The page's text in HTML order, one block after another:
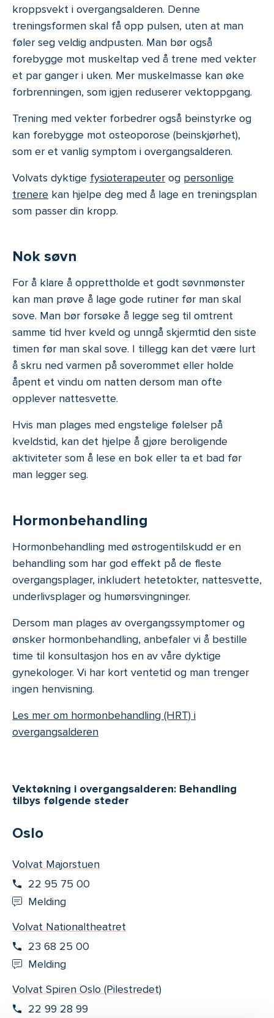
kroppsvekt i overgangsalderen. Denne
treningsformen skal få opp pulsen, uten at man
føler seg veldig andpusten. Man bør også
forebygge mot muskeltap ved å trene med vekter
et par ganger i uken. Mer muskelmasse kan øke
forbrenningen, som igjen reduserer vektoppgang.
Trening med vekter forbedrer også beinstyrke og
kan forebygge mot osteoporose (beinskjørhet),
som er et vanlig symptom i overgangsalderen.
Volvats dyktige fysioterapeuter og personlige
trenere kan hjelpe deg med å lage en treningsplan
som passer din kropp.
Nok søvn
For å klare å opprettholde et godt søvnmønster
kan man prøve å lage gode rutiner før man skal
sove. Man bør forsøke å legge seg til omtrent
samme tid hver kveld og unngå skjermtid den siste
timen før man skal sove. I tillegg kan det være lurt
å skru ned varmen på soverommet eller holde
åpent et vindu om natten dersom man ofte
opplever nattesvette.
Hvis man plages med engstelige følelser på
kveldstid, kan det hjelpe å gjøre beroligende
aktiviteter som å lese en bok eller ta et bad før
man legger seg.
Hormonbehandling
Hormonbehandling med østrogentilskudd er en
behandling som har god effekt på de fleste
overgangsplager, inkludert hetetokter, nattesvette,
underlivsplager og humørsvingninger.
Dersom man plages av overgangssymptomer og
ønsker hormonbehandling, anbefaler vi å bestille
time til konsultasjon hos en av våre dyktige
gynekologer. Vi har kort ventetid og man trenger
ingen henvisning.
Les mer om hormonbehandling (HRT) i
overgangsalderen
Vektøkning i overgangsalderen: Behandling
tilbys følgende steder
Oslo
Volvat Majorstuen
22 95 75 00
Melding
Volvat Nationaltheatret
23 68 25 00
Melding
Volvat Spiren Oslo (Pilestredet)
22 99 28 99